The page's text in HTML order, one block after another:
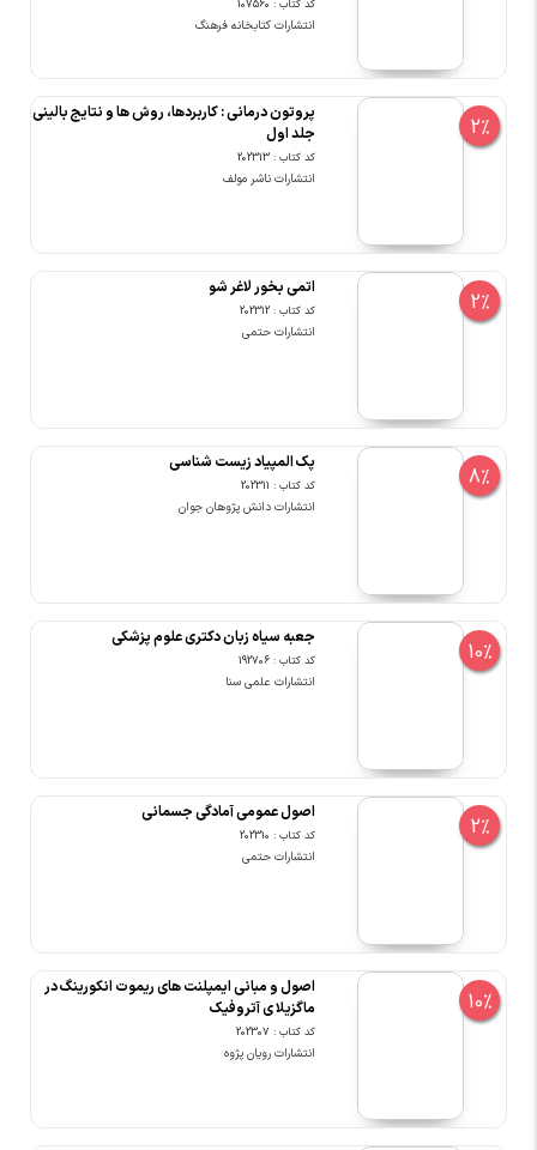
کد کتاب : 107560
انتشارات کتابخانه فرهنگ
2%
پروتون درمانی : کاربردها، روش ها و نتایج بالینی
جلد اول
کد کتاب : 202313
انتشارات ناشر مولف
2%
اتمی بخور لاغر شو
کد کتاب : 202312
انتشارات حتمی
8%
پک المپیاد زیست شناسی
کد کتاب : 202311
انتشارات دانش پژوهان جوان
10%
جعبه سیاه زبان دکتری علوم پزشکی
کد کتاب : 192706
انتشارات علمی سنا
2%
اصول عمومی آمادگی جسمانی
کد کتاب : 202310
انتشارات حتمی
10%
اصول و مبانی ایمپلنت های ریموت انکورینگ در
ماگزیلا ی آتروفیک
کد کتاب : 202307
انتشارات رویان پژوه